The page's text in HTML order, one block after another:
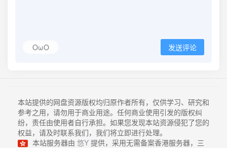
OωO 发送评论
本站提供的网盘资源版权均归原作者所有，仅供学习、研究和
参考之用，请勿用于商业用途。任何商业使用引发的版权纠
纷，责任由使用者自行承担。如果您发现本站资源侵犯了您的
权益，请及时联系我们，我们将立即进行处理。
本站服务器由 悠Y 提供，采用无需备案香港服务器，三